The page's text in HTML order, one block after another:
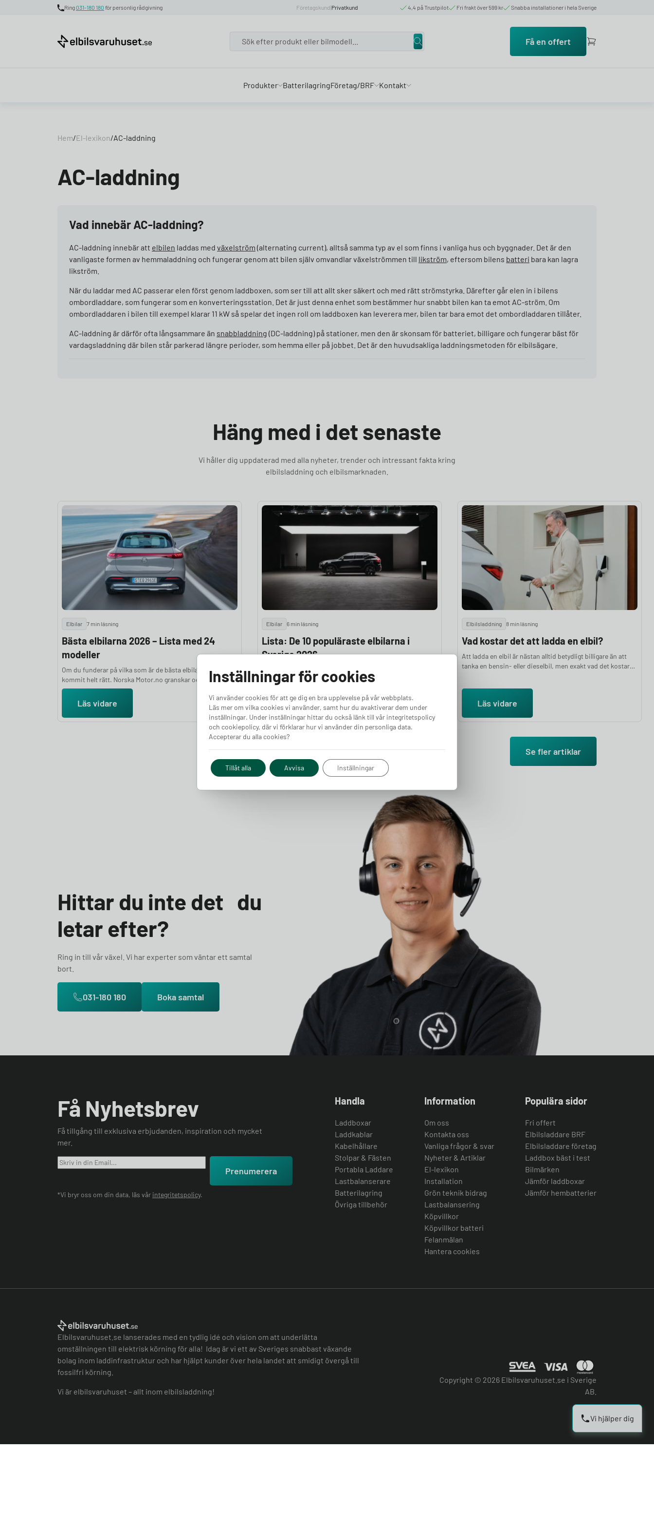
Ring031-180 180 för personlig rådgivning Företagskund|Privatkund 4,4 på Trustpilot Fri frakt över 599 kr Snabba installationer i hela Sverige
Få en offert
Produkter BatterilagringFöretag/BRF Kontakt
Hem/El-lexikon/AC-laddning
AC-laddning
Vad innebär AC-laddning?
AC-laddning innebär att elbilen laddas med växelström (alternating current), alltså samma typ av el som finns i vanliga hus och byggnader. Det är den
vanligaste formen av hemmaladdning och fungerar genom att bilen själv omvandlar växelströmmen till likström, eftersom bilens batteri bara kan lagra
likström.
När du laddar med AC passerar elen först genom laddboxen, som ser till att allt sker säkert och med rätt strömstyrka. Därefter går elen in i bilens
ombordladdare, som fungerar som en konverteringsstation. Det är just denna enhet som bestämmer hur snabbt bilen kan ta emot AC-ström. Om
ombordladdaren i bilen till exempel klarar 11 kW så spelar det ingen roll om laddboxen kan leverera mer, bilen tar bara emot det ombordladdaren tillåter.
AC-laddning är därför ofta långsammare än snabbladdning (DC-laddning) på stationer, men den är skonsam för batteriet, billigare och fungerar bäst för
vardagsladdning där bilen står parkerad längre perioder, som hemma eller på jobbet. Det är den huvudsakliga laddningsmetoden för elbilsägare.
Häng med i det senaste
Vi håller dig uppdaterad med alla nyheter, trender och intressant fakta kring
elbilsladdning och elbilsmarknaden.
Elbilar 7 min läsning
Bästa elbilarna 2026 – Lista med 24
modeller
Om du funderar på vilka som är de bästa elbilarna har du
kommit helt rätt. Norska Motor.no granskar och testar ett
stort antal elbilar varje år för att ge dig en objektiv och
välgrundad ranking. Bedömningarna bygger på en hel rad
parametrar, bland annat prestanda, räckvidd, komfort,
lastutrymme och prisvärdhet, kombinerat med experternas
subjektiva intryck. I den här artikeln presenterar vi de 24
Läs vidare
Elbilar 6 min läsning
Lista: De 10 populäraste elbilarna i
Sverige 2026
Volvo EX40 är Sveriges populäraste elbil under första
halvåret 2026, med 6 275 nyregistreringar mellan januari
registrerats 4 862 gånger under samma period. Här är de
tio elbilsmodeller som flest svenskar valt hittills under
2026, med färska siffror från Mobility Sweden.
Läs vidare
Elbilsladdning 8 min läsning
Vad kostar det att ladda en elbil?
Att ladda en elbil är nästan alltid betydligt billigare än att
tanka en bensin- eller dieselbil, men exakt vad det kostar
medan samma laddning på en publik snabbladdare kan
kosta 250 till 500 kronor. I den här artikeln går vi igenom
Läs vidare
Se fler artiklar
Hittar du inte det du
letar efter?
Ring in till vår växel. Vi har experter som väntar ett samtal
bort.
031-180 180 Boka samtal
Få Nyhetsbrev
Få tillgång till exklusiva erbjudanden, inspiration och mycket
mer.
Prenumerera
*Vi bryr oss om din data, läs vår integritetspolicy.
Handla
Laddboxar
Laddkablar
Kabelhållare
Stolpar & Fästen
Portabla Laddare
Lastbalanserare
Batterilagring
Övriga tillbehör
Information
Om oss
Kontakta oss
Vanliga frågor & svar
Nyheter & Artiklar
El-lexikon
Installation
Grön teknik bidrag
Lastbalansering
Köpvillkor
Köpvillkor batteri
Felanmälan
Hantera cookies
Populära sidor
Fri offert
Elbilsladdare BRF
Elbilsladdare företag
Laddbox bäst i test
Bilmärken
Jämför laddboxar
Jämför hembatterier
Elbilsvaruhuset.se lanserades med en tydlig idé och vision om att underlätta
omställningen till elektrisk körning för alla! Idag är vi ett av Sveriges snabbast växande
bolag inom laddinfrastruktur och har hjälpt kunder över hela landet att smidigt övergå till
fossilfri körning.
Vi är elbilsvaruhuset – allt inom elbilsladdning!
Copyright © 2026 Elbilsvaruhuset.se i Sverige
AB.
Inställningar för cookies
Vi använder cookies för att ge dig en bra upplevelse på vår webbplats.
Läs mer om vilka cookies vi använder, samt hur du avaktiverar dem under
inställningar. Under inställningar hittar du också länk till vår integritetspolicy
och cookiepolicy, där vi förklarar hur vi använder din personliga data.
Accepterar du alla cookies?
Tillåt alla Avvisa Inställningar
Vi hjälper dig